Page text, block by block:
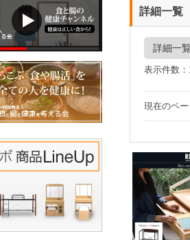
詳細一覧
詳細一
表示件数
現在のペ